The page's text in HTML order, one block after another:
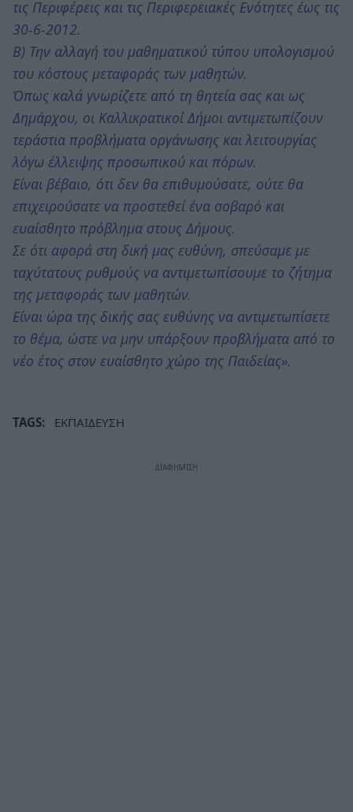
τις Περιφέρεις και τις Περιφερειακές Ενότητες έως τις
30-6-2012.
Β) Την αλλαγή του μαθηματικού τύπου υπολογισμού
του κόστους μεταφοράς των μαθητών.
Όπως καλά γνωρίζετε από τη θητεία σας και ως
Δημάρχου, οι Καλλικρατικοί Δήμοι αντιμετωπίζουν
τεράστια προβλήματα οργάνωσης και λειτουργίας
λόγω έλλειψης προσωπικού και πόρων.
Είναι βέβαιο, ότι δεν θα επιθυμούσατε, ούτε θα
επιχειρούσατε να προστεθεί ένα σοβαρό και
ευαίσθητο πρόβλημα στους Δήμους.
Σε ότι αφορά στη δική μας ευθύνη, σπεύσαμε με
ταχύτατους ρυθμούς να αντιμετωπίσουμε το ζήτημα
της μεταφοράς των μαθητών.
Είναι ώρα της δικής σας ευθύνης να αντιμετωπίσετε
το θέμα, ώστε να μην υπάρξουν προβλήματα από το
νέο έτος στον ευαίσθητο χώρο της Παιδείας».
TAGS: ΕΚΠΑΙΔΕΥΣΗ